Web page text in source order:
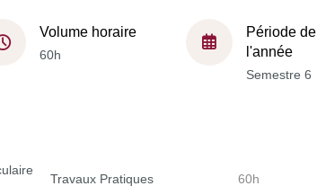
Volume horaire
60h
Période de
l'année
Semestre 6
Travaux Pratiques 60h